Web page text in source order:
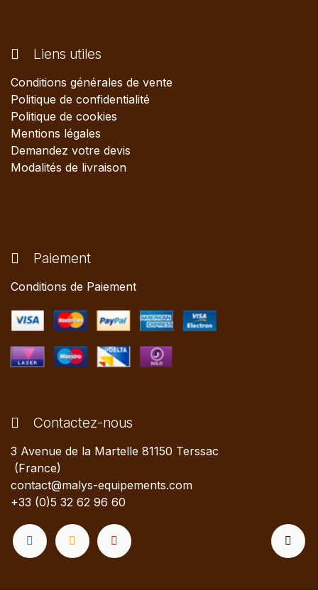
Liens utiles
Conditions générales de vente
Politique de confidentialité
Politique de cookies
Mentions légales
Demandez votre devis
Modalités de livraison
Paiement
Conditions de Paiement
Contactez-nous
3 Avenue de la Martelle 81150 Terssac
(France)
contact@malys-equipements.com
+33 (0)5 32 62 96 60